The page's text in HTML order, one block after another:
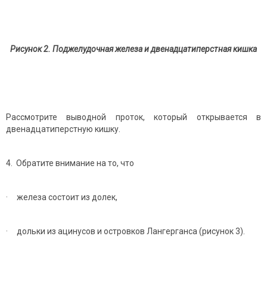
Рисунок 2. Поджелудочная железа и двенадцатиперстная кишка
Рассмотрите выводной проток, который открывается в
двенадцатиперстную кишку.
4. Обратите внимание на то, что
· железа состоит из долек,
· дольки из ацинусов и островков Лангерганса (рисунок 3).